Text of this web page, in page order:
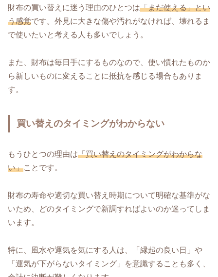
財布の買い替えに迷う理由のひとつは「まだ使える」とい
う感覚です。外見に大きな傷や汚れがなければ、壊れるま
で使いたいと考える人も多いでしょう。
また、財布は毎日手にするものなので、使い慣れたものか
ら新しいものに変えることに抵抗を感じる場合もありま
す。
買い替えのタイミングがわからない
もうひとつの理由は「買い替えのタイミングがわからな
い」ことです。
財布の寿命や適切な買い替え時期について明確な基準がな
いため、どのタイミングで新調すればよいのか迷ってしま
います。
特に、風水や運気を気にする人は、「縁起の良い日」や
「運気が下がらないタイミング」を意識することも多く、